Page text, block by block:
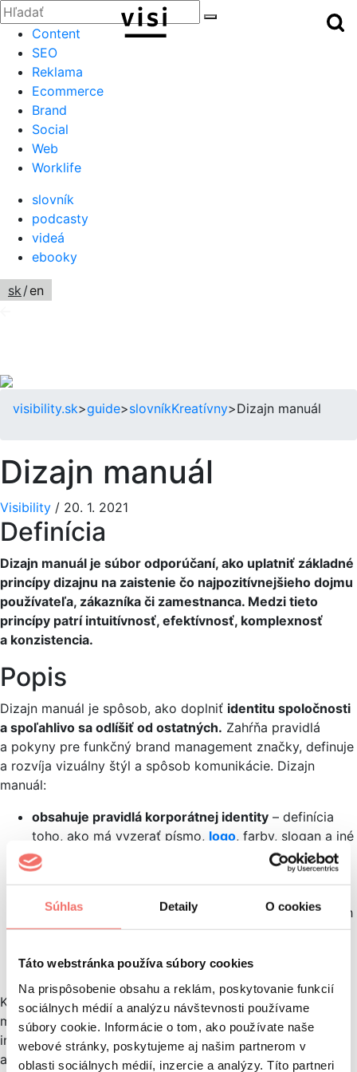
Súhlas Detaily O cookies
Táto webstránka používa súbory cookies
Na prispôsobenie obsahu a reklám, poskytovanie funkcií
sociálnych médií a analýzu návštevnosti používame
súbory cookie. Informácie o tom, ako používate naše
webové stránky, poskytujeme aj našim partnerom v
oblasti sociálnych médií, inzercie a analýzy. Títo partneri
Zatvoriť
Hľadať:
Menu
Content
SEO
Reklama
Ecommerce
Brand
Social
Web
Worklife
slovník
podcasty
videá
ebooky
sk/en
visibility.sk>guide>slovníkKreatívny>Dizajn manuál
Dizajn manuál
Visibility / 20. 1. 2021
Definícia
Dizajn manuál je súbor odporúčaní, ako uplatniť základné
princípy dizajnu na zaistenie čo najpozitívnejšieho dojmu
používateľa, zákazníka či zamestnanca. Medzi tieto
princípy patrí intuitívnosť, efektívnosť, komplexnosť
a konzistencia.
Popis
Dizajn manuál je spôsob, ako doplniť identitu spoločnosti
a spoľahlivo sa odlíšiť od ostatných. Zahŕňa pravidlá
a pokyny pre funkčný brand management značky, definuje
a rozvíja vizuálny štýl a spôsob komunikácie. Dizajn
manuál:
obsahuje pravidlá korporátnej identity – definícia
toho, ako má vyzerať písmo, logo, farby, slogan a iné
grafické podklady,
slúži ako základný dokument k propagácii– môžu
pri vytváraní presných a bezchybných propagačných
materiálov spoločnosti,
je originálny a jedinečný.
Každá spoločnosť, ktorá už má svoju identitu, by mala
mať vytvorený aj dizajn manuál. Je základným zdrojom
informácií pre interné tímy, externých dizajnérov
a agentúry. Dizajn manuál pomôže: